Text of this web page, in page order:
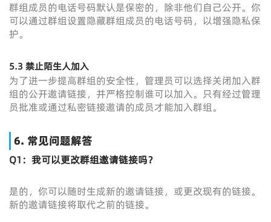
群组成员的电话号码默认是保密的，除非他们自己公开。你
可以通过群组设置隐藏群组成员的电话号码，以增强隐私保
护。
5.3 禁止陌生人加入
为了进一步提高群组的安全性，管理员可以选择关闭加入群
组的公开邀请链接，并严格控制谁可以加入。只有经过管理
员批准或通过私密链接邀请的成员才能加入群组。
6. 常见问题解答
Q1：我可以更改群组邀请链接吗？
是的，你可以随时生成新的邀请链接，或更改现有的链接。
新的邀请链接将取代之前的链接。